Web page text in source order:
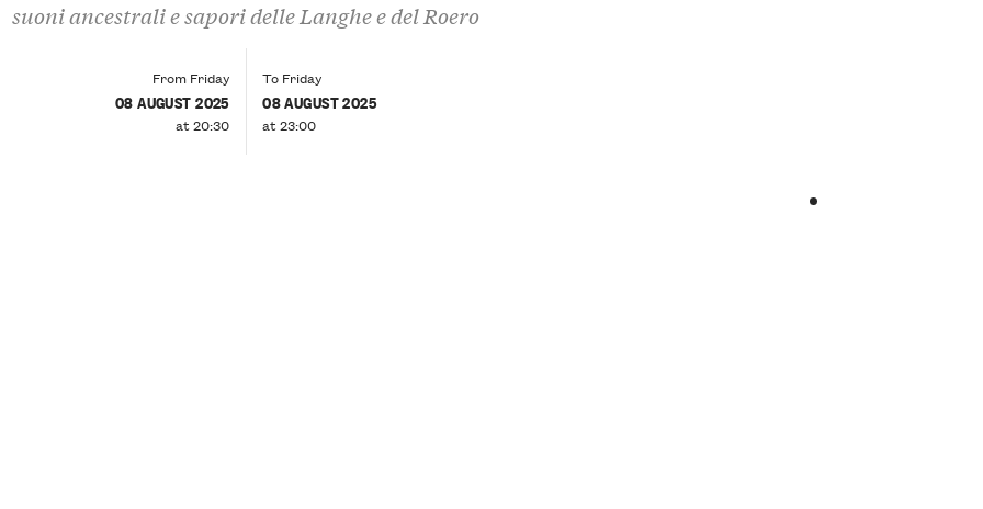
suoni ancestrali e sapori delle Langhe e del Roero
From Friday
08 AUGUST 2025
at 20:30
To Friday
08 AUGUST 2025
at 23:00